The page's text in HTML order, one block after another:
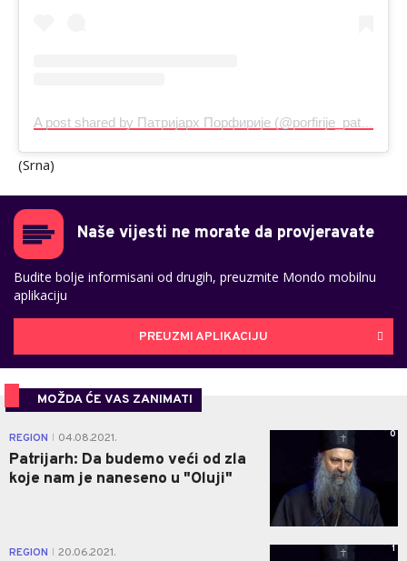
(Srna)
Naše vijesti ne morate da provjeravate
Budite bolje informisani od drugih, preuzmite Mondo mobilnu
aplikaciju
PREUZMI APLIKACIJU
MOŽDA ĆE VAS ZANIMATI
REGION 04.08.2021.
Patrijarh: Da budemo veći od zla
koje nam je naneseno u "Oluji"
0
REGION 20.06.2021. 1